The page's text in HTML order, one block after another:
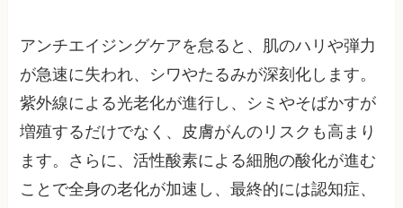
アンチエイジングケアを怠ると、肌のハリや弾力
が急速に失われ、シワやたるみが深刻化します。
紫外線による光老化が進行し、シミやそばかすが
増殖するだけでなく、皮膚がんのリスクも高まり
ます。さらに、活性酸素による細胞の酸化が進む
ことで全身の老化が加速し、最終的には認知症、